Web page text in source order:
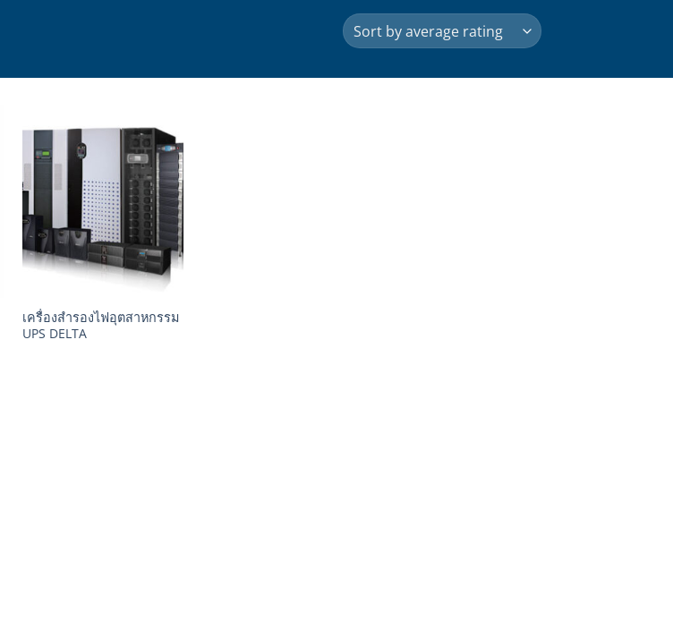
เครื่องสำรองไฟอุตสาหกรรม
UPS DELTA